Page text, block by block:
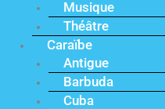
Musique
Théâtre
Caraïbe
Antigue
Barbuda
Cuba